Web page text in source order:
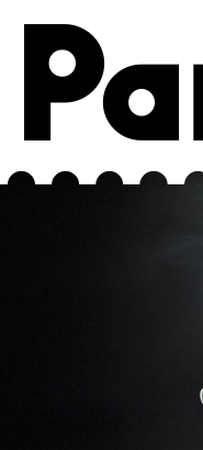
跳到主要内容区块
网站导览